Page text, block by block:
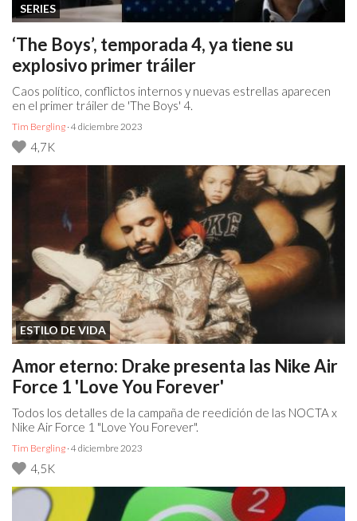
SERIES
‘The Boys’, temporada 4, ya tiene su
explosivo primer tráiler
Caos político, conflictos internos y nuevas estrellas aparecen
en el primer tráiler de 'The Boys' 4.
Tim Bergling · 4 diciembre 2023
4,7K
ESTILO DE VIDA
Amor eterno: Drake presenta las Nike Air
Force 1 'Love You Forever'
Todos los detalles de la campaña de reedición de las NOCTA x
Nike Air Force 1 "Love You Forever".
Tim Bergling · 4 diciembre 2023
4,5K